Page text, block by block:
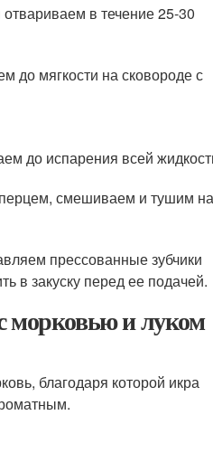
в течение 25-30
до мягкости на сковороде с
до испарения всей
смешиваем и тушим на
прессованные зубчики
в закуску перед ее подачей.
морковью и луком
благодаря которой икра